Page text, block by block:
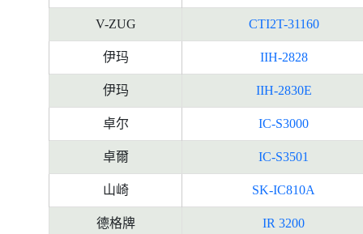
V-ZUG CTI2T-31160
伊玛 IIH-2828
伊玛 IIH-2830E
卓尔 IC-S3000
卓爾 IC-S3501
山崎 SK-IC810A
德格牌 IR 3200